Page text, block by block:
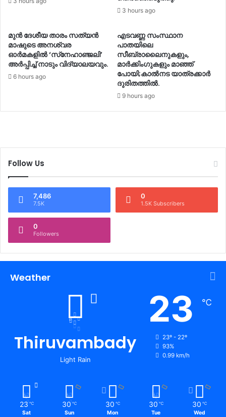
3 hours ago
മുൻ ദേശീയ താരം സത്യൻ
മാഷുടെ അനശ്വര
ഓർമകളിൽ ‘സ്‌നേഹാഞ്ജലി’
അർപ്പിച്ച് നാടും വിദ്യാലയവും.
6 hours ago
എടവണ്ണ സംസ്ഥാന
പാതയിലെ
സീബ്രാലൈനുകളും,
മാർക്കിംഗുകളും മാഞ്ഞ്
പോയി;കാൽനട യാത്രക്കാർ
ദുരിതത്തിൽ.
9 hours ago
Follow Us
7,486
7.5K
0
1.5K Subscribers
0
Followers
Weather
Thiruvambady
Light Rain
23 ℃
23º - 22º
93%
0.99 km/h
23 ℃
Sat
30 ℃
Sun
30 ℃
Mon
30 ℃
Tue
30 ℃
Wed